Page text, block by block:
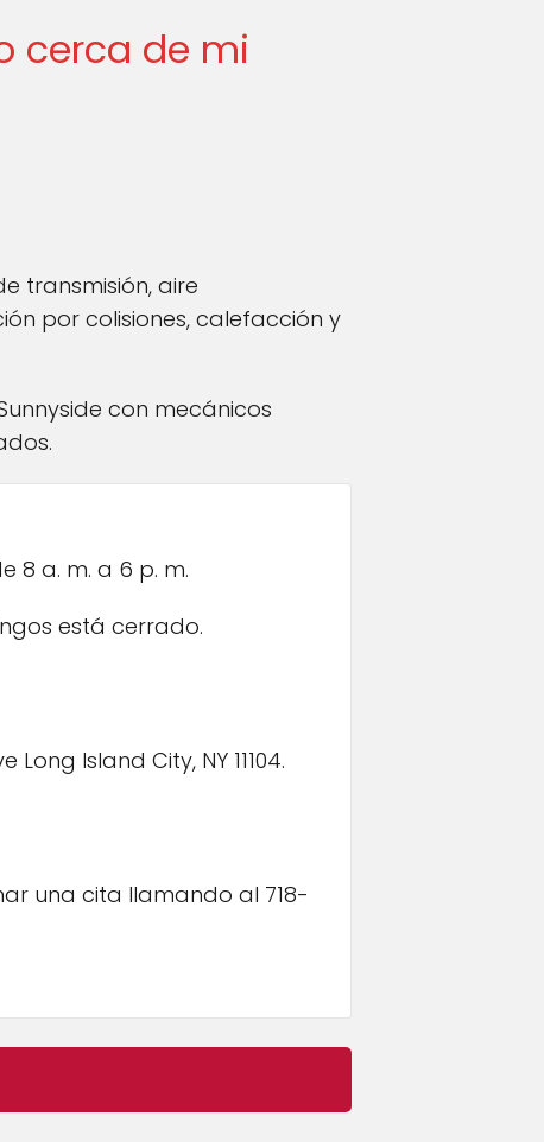
cerca de mi
transmisión, aire
por colisiones, calefacción y
con mecánicos
8 a. m. a 6 p. m.
está cerrado.
Island City, NY 11104.
una cita llamando al 718-